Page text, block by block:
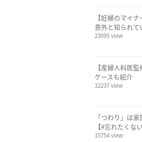
【妊婦のマイ
意外と知られ
23095 view
【産婦人科医
ケースも紹介
32237 view
「つわり」は
【#忘れたくな
15754 view